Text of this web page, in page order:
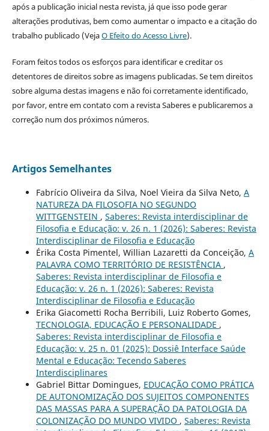
após a publicação inicial nesta revista, já que isso pode gerar
alterações produtivas, bem como aumentar o impacto e a citação do
trabalho publicado (VejaO Efeito do Acesso Livre).
Foram feitos todos os esforços para identificar e creditar os
detentores de direitos sobre as imagens publicadas. Se tem direitos
sobre alguma destas imagens e não foi corretamente identificado,
por favor, entre em contato com a revista Saberes e publicaremos a
correção num dos próximos números.
Artigos Semelhantes
Fabrício Oliveira da Silva, Noel Vieira da Silva Neto, A
NATUREZA DA FILOSOFIA NO SEGUNDO
WITTGENSTEIN , Saberes: Revista interdisciplinar de
Filosofia e Educação: v. 26 n. 1 (2026): Saberes: Revista
Interdisciplinar de Filosofia e Educação
Érika Costa Pimentel, Willian Lazaretti da Conceição, A
PALAVRA COMO TERRITÓRIO DE RESISTÊNCIA ,
Saberes: Revista interdisciplinar de Filosofia e
Educação: v. 26 n. 1 (2026): Saberes: Revista
Interdisciplinar de Filosofia e Educação
Erika Giacometti Rocha Berribili, Luiz Roberto Gomes,
TECNOLOGIA, EDUCAÇÃO E PERSONALIDADE ,
Saberes: Revista interdisciplinar de Filosofia e
Educação: v. 25 n. 01 (2025): Dossiê Interface Saúde
Mental e Educação: Tecendo Saberes
Interdisciplinares
Gabriel Bittar Domingues, EDUCAÇÃO COMO PRÁTICA
DE AUTONOMIZAÇÃO DOS SUJEITOS COMPONENTES
DAS MASSAS PARA A SUPERAÇÃO DA PATOLOGIA DA
COLONIZAÇÃO DO MUNDO VIVIDO , Saberes: Revista